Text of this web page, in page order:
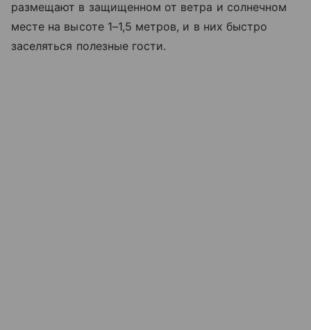
размещают в защищенном от ветра и солнечном
месте на высоте 1–1,5 метров, и в них быстро
заселяться полезные гости.